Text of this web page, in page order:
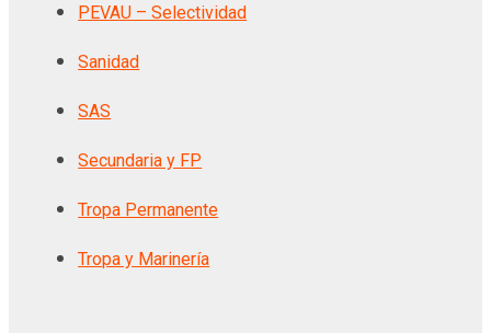
PEVAU – Selectividad
Sanidad
SAS
Secundaria y FP
Tropa Permanente
Tropa y Marinería